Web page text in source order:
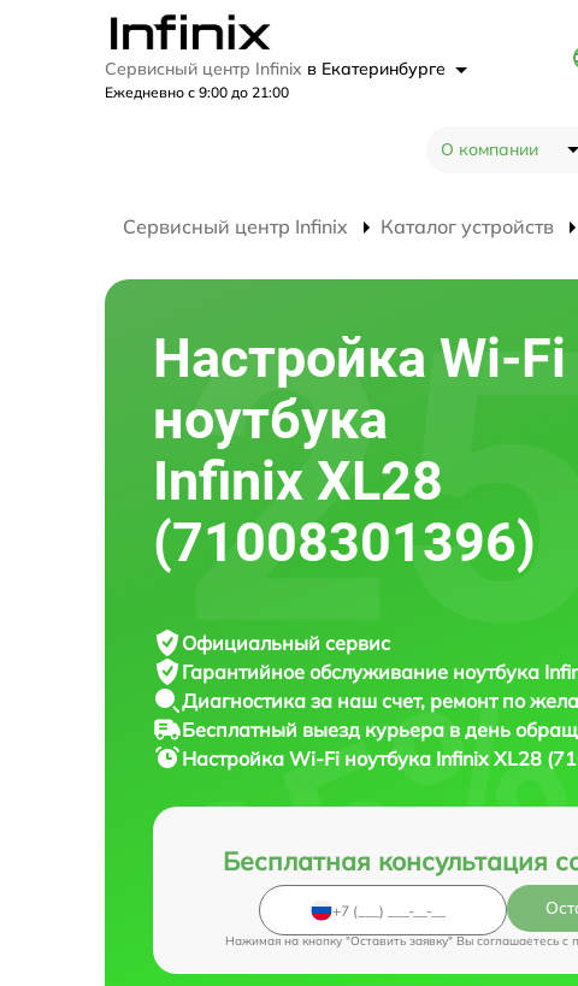
Сервисный центр Infinix в Екатеринбурге
Ежедневно с 9:00 до 21:00
О компании
Сервисный центр Infinix Каталог устройств
Настройка Wi-Fi
ноутбука
Infinix XL28
(71008301396)
Официальный сервис
Гарантийное обслуживание ноутбука
Диагностика за наш счет, ремонт по
Бесплатный выезд курьера в день
Настройка Wi-Fi ноутбука Infinix XL28
Бесплатная консультация
Нажимая на кнопку "Оставить заявку" Вы соглашаетесь c